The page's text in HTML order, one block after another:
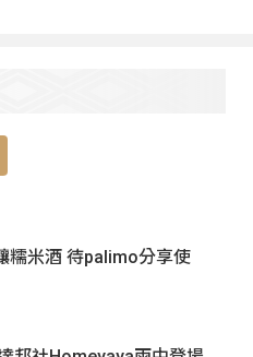
糯米酒 待palimo分享使